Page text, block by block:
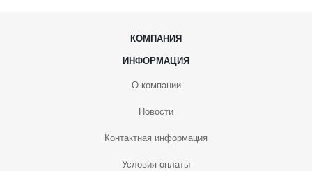
КОМПАНИЯ
ИНФОРМАЦИЯ
О компании
Новости
Контактная информация
Условия оплаты